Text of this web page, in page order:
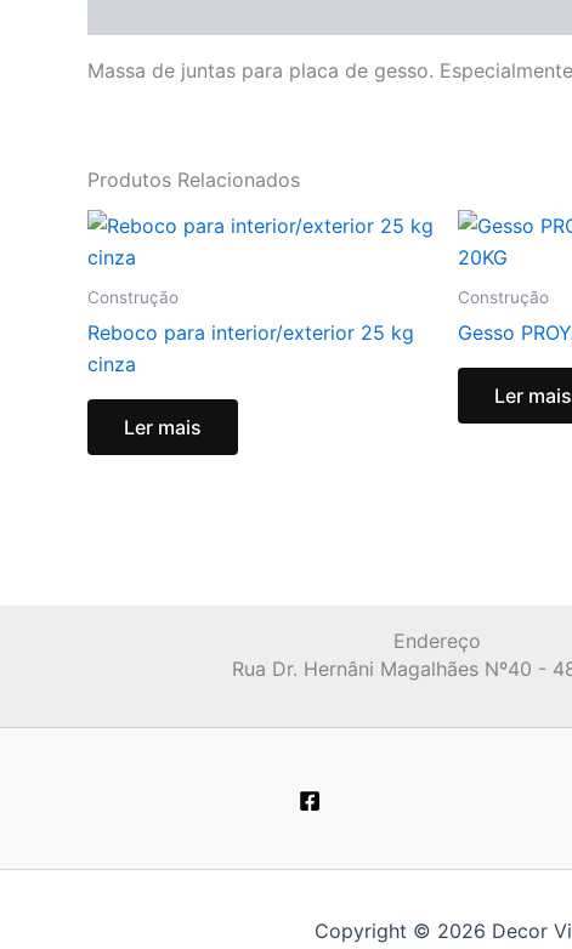
Massa de juntas para placa de gesso.
Produtos Relacionados
Construção
Reboco para interior/exterior 25 kg
cinza
Ler mais
Construção
Gesso
Ler mais
Endereço
Rua Dr. Hernâni Magalhães Nº40 -
Copyright © 2026 Decor